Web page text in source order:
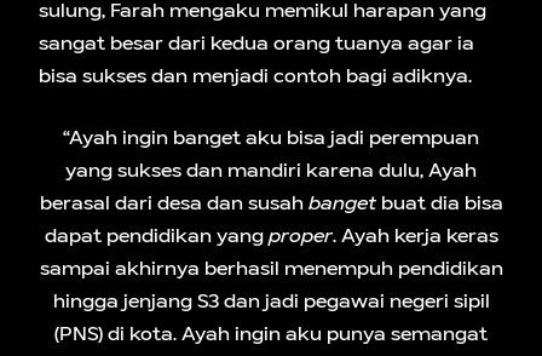
sulung, Farah mengaku memikul harapan yang
sangat besar dari kedua orang tuanya agar ia
bisa sukses dan menjadi contoh bagi adiknya.
“Ayah ingin banget aku bisa jadi perempuan
yang sukses dan mandiri karena dulu, Ayah
berasal dari desa dan susah bangetbuat dia bisa
dapat pendidikan yang proper. Ayah kerja keras
sampai akhirnya berhasil menempuh pendidikan
hingga jenjang S3 dan jadi pegawai negeri sipil
(PNS) di kota. Ayah ingin aku punya semangat